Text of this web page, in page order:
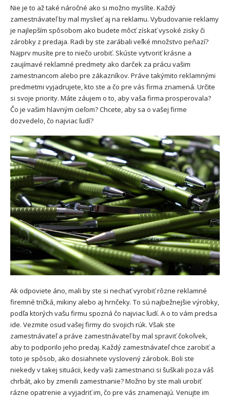
Nie je to až také náročné ako si možno myslíte. Každý
zamestnávateľ by mal myslieť aj na reklamu. Vybudovanie reklamy
je najlepším spôsobom ako budete môcť získať vysoké zisky či
zárobky z predaja. Radi by ste zarábali veľké množstvo peňazí?
Najprv musíte pre to niečo urobiť. Skúste vytvoriť krásne a
zaujímavé reklamné predmety ako darček za prácu vašim
zamestnancom alebo pre zákazníkov. Práve takýmito reklamnými
predmetmi vyjadrujete, kto ste a čo pre vás firma znamená. Určite
si svoje priority. Máte záujem o to, aby vaša firma prosperovala?
Čo je vašim hlavným cieľom? Chcete, aby sa o vašej firme
dozvedelo, čo najviac ľudí?
Ak odpoviete áno, mali by ste si nechať vyrobiť rôzne reklamné
firemné tričká, mikiny alebo aj hrnčeky. To sú najbežnejšie výrobky,
podľa ktorých vašu firmu spozná čo najviac ľudí. A o to vám predsa
ide. Vezmite osud vašej firmy do svojich rúk. Však ste
zamestnávateľ a práve zamestnávateľ by mal spraviť čokoľvek,
aby to podporilo jeho predaj. Každý zamestnávateľ chce zarobiť a
toto je spôsob, ako dosiahnete vyslovený zárobok. Boli ste
niekedy v takej situácii, kedy vaši zamestnanci si šuškali poza váš
chrbát, ako by zmenili zamestnanie? Možno by ste mali urobiť
rázne opatrenie a vyjadriť im, čo pre vás znamenajú. Venujte im